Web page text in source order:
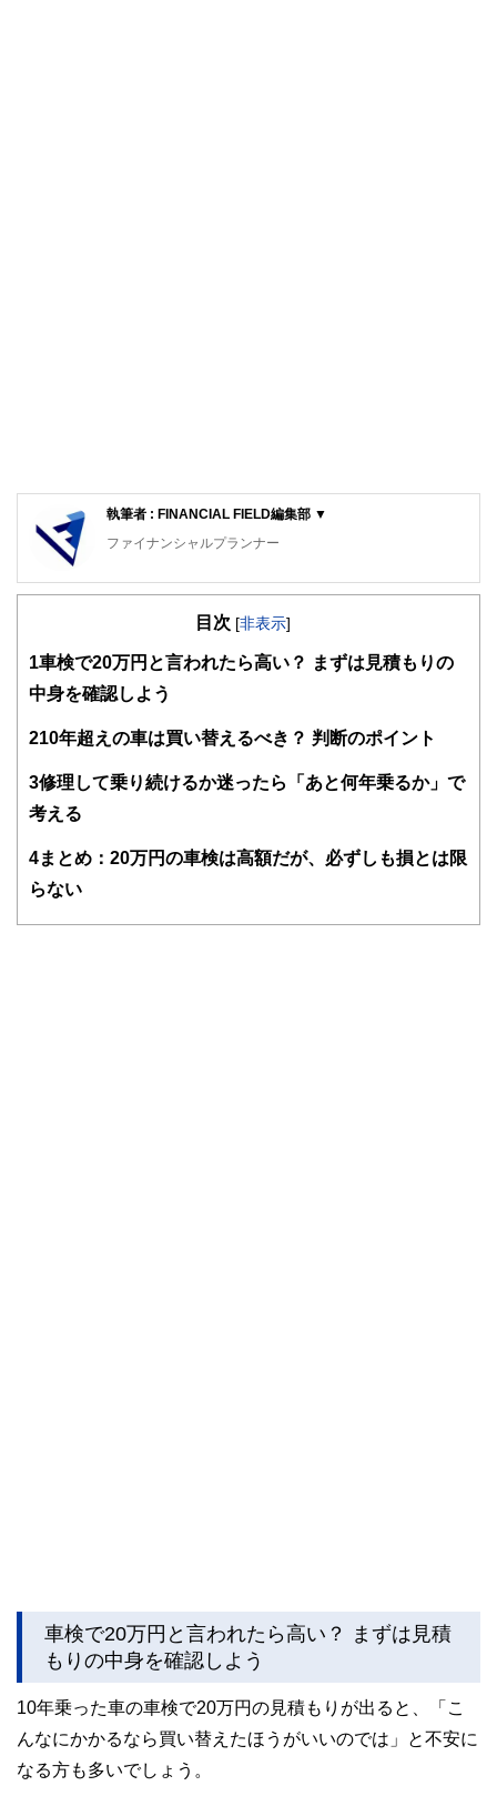
執筆者 : FINANCIAL FIELD編集部 ▼
ファイナンシャルプランナー
FinancialField編集部は、金融、経済に関する記事を、日々
知識がない方でも理解できるようわかりやすく発信していま
得者を中心に「お金や暮らし」に関する書籍・雑誌の編集経
関わることで、読者目線のコンテンツを追求しています。
FinancialFieldの特徴は、ファイナンシャルプランナー、弁
ど150名以上の有資格者を執筆者・監修者として迎え、むず
目次 [非表示]
1 車検で20万円と言われたら高い？ まずは見積もりの
中身を確認しよう
210年超えの車は買い替えるべき？ 判断のポイント
3修理して乗り続けるか迷ったら「あと何年乗るか」で
考える
4まとめ：20万円の車検は高額だが、必ずしも損とは限
らない
車検で20万円と言われたら高い？ まずは見積
もりの中身を確認しよう
10年乗った車の車検で20万円の見積もりが出ると、「こ
んなにかかるなら買い替えたほうがいいのでは」と不安に
なる方も多いでしょう。